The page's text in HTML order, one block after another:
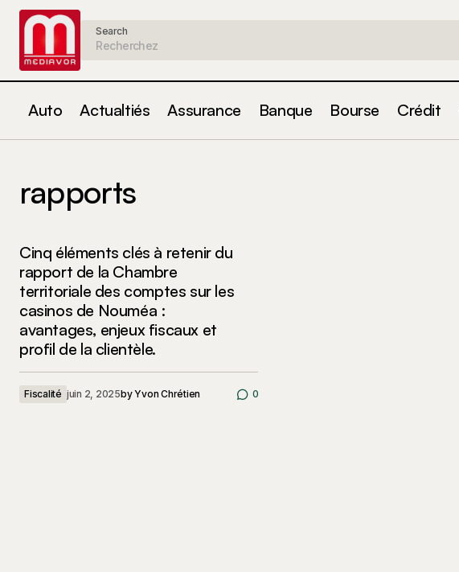
Search
Auto Actualtiés Assurance Banque Bourse Crédit
rapports
Cinq éléments clés à retenir du
rapport de la Chambre
territoriale des comptes sur les
casinos de Nouméa :
avantages, enjeux fiscaux et
profil de la clientèle.
Fiscalité juin 2, 2025byYvon Chrétien 0